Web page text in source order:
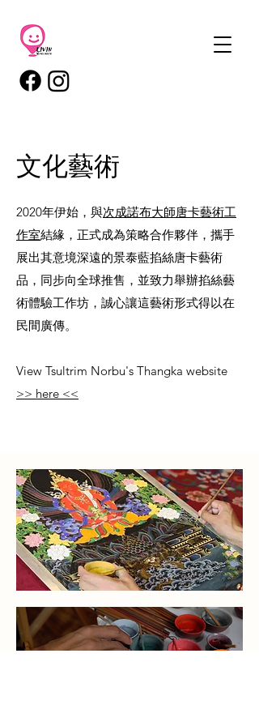
​文化藝術
2020年伊始，與次成諾布大師唐卡藝術工
作室結緣，正式成為策略合作夥伴，攜手
展出其意境深遠的景泰藍掐絲唐卡藝術
品，同步向全球推售，並致力舉辦掐絲藝
術體驗工作坊，誠心讓這藝術形式得以在
民間廣傳。
View Tsultrim Norbu's Thangka website
>> here <<